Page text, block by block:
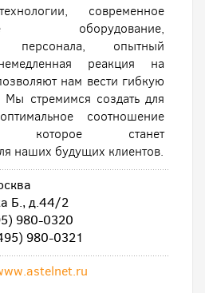
современное
оборудование,
персонала, опытный
реакция на
нам вести гибкую
стремимся создать для
соотношение
которое станет
наших будущих клиентов.
Б., д.44/2
980-0320
980-0321